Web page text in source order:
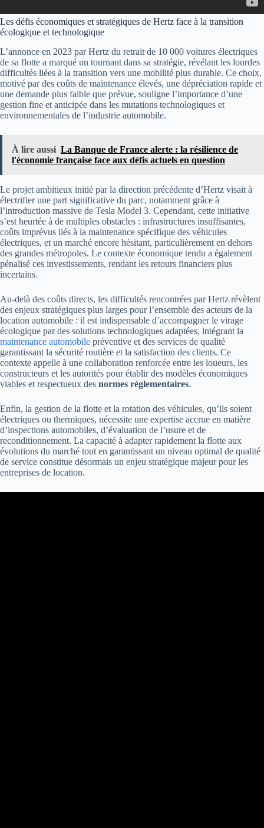
Les défis économiques et stratégiques de Hertz face à la transition
écologique et technologique
L’annonce en 2023 par Hertz du retrait de 10 000 voitures électriques
de sa flotte a marqué un tournant dans sa stratégie, révélant les lourdes
difficultés liées à la transition vers une mobilité plus durable. Ce choix,
motivé par des coûts de maintenance élevés, une dépréciation rapide et
une demande plus faible que prévue, souligne l’importance d’une
gestion fine et anticipée dans les mutations technologiques et
environnementales de l’industrie automobile.
À lire aussi La Banque de France alerte : la résilience de
l'économie française face aux défis actuels en question
Le projet ambitieux initié par la direction précédente d’Hertz visait à
électrifier une part significative du parc, notamment grâce à
l’introduction massive de Tesla Model 3. Cependant, cette initiative
s’est heurtée à de multiples obstacles : infrastructures insuffisantes,
coûts imprévus liés à la maintenance spécifique des véhicules
électriques, et un marché encore hésitant, particulièrement en dehors
des grandes métropoles. Le contexte économique tendu a également
pénalisé ces investissements, rendant les retours financiers plus
incertains.
Au-delà des coûts directs, les difficultés rencontrées par Hertz révèlent
des enjeux stratégiques plus larges pour l’ensemble des acteurs de la
location automobile : il est indispensable d’accompagner le virage
écologique par des solutions technologiques adaptées, intégrant la
maintenance automobile préventive et des services de qualité
garantissant la sécurité routière et la satisfaction des clients. Ce
contexte appelle à une collaboration renforcée entre les loueurs, les
constructeurs et les autorités pour établir des modèles économiques
viables et respectueux des normes réglementaires.
Enfin, la gestion de la flotte et la rotation des véhicules, qu’ils soient
électriques ou thermiques, nécessite une expertise accrue en matière
d’inspections automobiles, d’évaluation de l’usure et de
reconditionnement. La capacité à adapter rapidement la flotte aux
évolutions du marché tout en garantissant un niveau optimal de qualité
de service constitue désormais un enjeu stratégique majeur pour les
entreprises de location.